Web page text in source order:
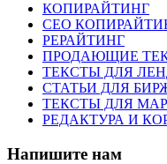
КОПИРАЙТИНГ
СЕО
РЕРАЙТИНГ
ПРОДАЮЩИЕ
ТЕКСТЫ ДЛЯ
СТАТЬИ ДЛЯ
ТЕКСТЫ ДЛЯ
РЕДАКТУРА И
Напишите нам